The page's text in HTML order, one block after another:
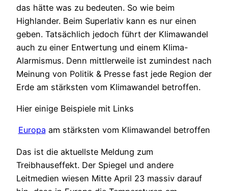
das hätte was zu bedeuten. So wie beim
Highlander. Beim Superlativ kann es nur einen
geben. Tatsächlich jedoch führt der Klimawandel
auch zu einer Entwertung und einem Klima-
Alarmismus. Denn mittlerweile ist zumindest nach
Meinung von Politik & Presse fast jede Region der
Erde am stärksten vom Klimawandel betroffen.
Hier einige Beispiele mit Links
Europa am stärksten vom Klimawandel betroffen
Das ist die aktuellste Meldung zum
Treibhauseffekt. Der Spiegel und andere
Leitmedien wiesen Mitte April 23 massiv darauf